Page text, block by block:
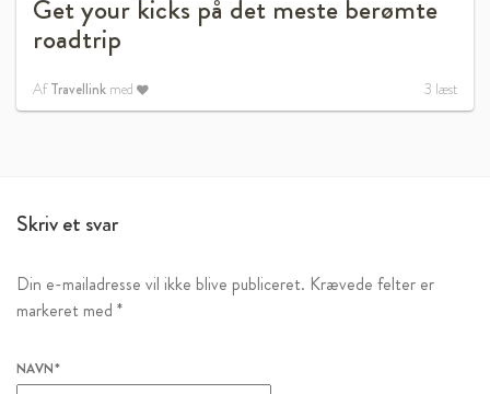
Get your kicks på det meste berømte
roadtrip
AfTravellink med 3 læst
Skriv et svar
Din e-mailadresse vil ikke blive publiceret. Krævede felter er
markeret med *
NAVN*